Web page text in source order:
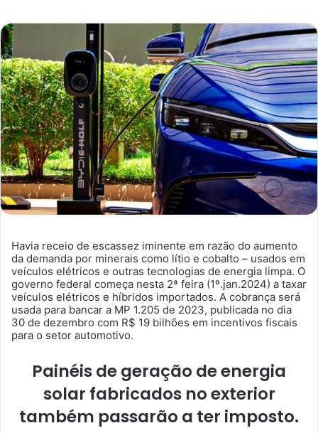
mail
Havia receio de escassez iminente em razão do aumento
da demanda por minerais como lítio e cobalto – usados em
veículos elétricos e outras tecnologias de energia limpa. O
governo federal começa nesta 2ª feira (1º.jan.2024) a taxar
veículos elétricos e híbridos importados. A cobrança será
usada para bancar a MP 1.205 de 2023, publicada no dia
30 de dezembro com R$ 19 bilhões em incentivos fiscais
para o setor automotivo.
Painéis de geração de energia
solar fabricados no exterior
também passarão a ter imposto.